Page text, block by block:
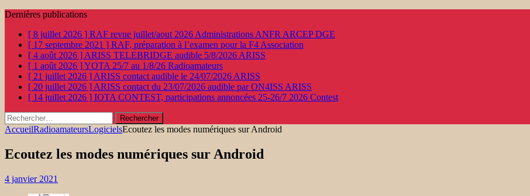
Dernières publications
[ 8 juillet 2026 ] RAF revue juillet/aout 2026 Administrations ANFR ARCEP DGE
[ 17 septembre 2021 ] RAF, préparation à l’examen pour la F4 Association
[ 4 août 2026 ] ARISS TELEBRIDGE audible 5/8/2026 ARISS
[ 1 août 2026 ]YOTA 25/7 au 1/8/26 Radioamateurs
[ 21 juillet 2026 ] ARISS contact audible le 24/07/2026 ARISS
[ 20 juillet 2026 ] ARISS contact du 23/07/2026 audible par ON4ISS ARISS
[ 14 juillet 2026 ] IOTA CONTEST, participations annoncées 25-26/7 2026 Contest
Rechercher :
AccueilRadioamateursLogicielsEcoutez les modes numériques sur Android
Ecoutez les modes numériques sur Android
4 janvier 2021